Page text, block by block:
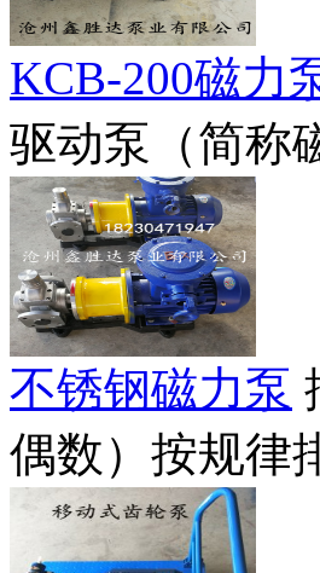
KCB-200磁力
驱动泵（简称
不锈钢磁力泵
偶数）按规律